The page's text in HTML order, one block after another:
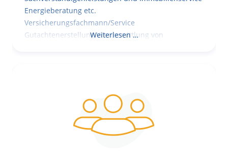
Energieberatung etc.
Versicherungsfachmann/Service
Gutachtenerstellung Wertermittlung von
Weiterlesen …